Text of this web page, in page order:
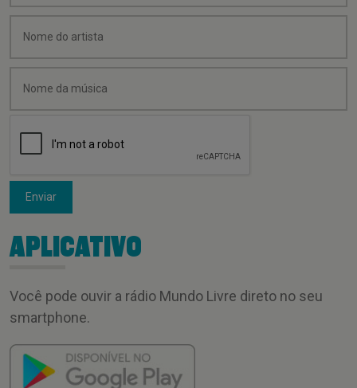
Enviar
APLICATIVO
Você pode ouvir a rádio Mundo Livre direto no seu
smartphone.